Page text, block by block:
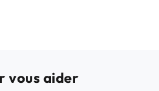
vous aider